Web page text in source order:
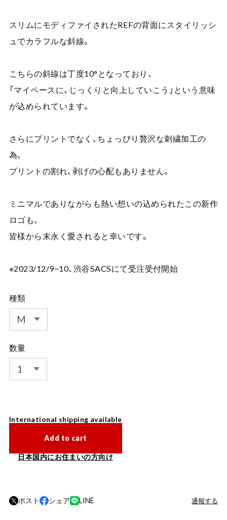
スリムにモディファイされたREFの背面にスタイリッシ
ュでカラフルな斜線。
こちらの斜線は丁度10°となっており、
「マイペースに、じっくりと向上していこう」という意味
が込められています。
さらにプリントでなく、ちょっぴり贅沢な刺繍加工の
為、
プリントの割れ、剥げの心配もありません。
ミニマルでありながらも熱い想いの込められたこの新作
ロゴも、
皆様から末永く愛されると幸いです。
※2023/12/9~10、渋谷SACSにて受注受付開始
種類
数量
International shipping available
Add to cart
日本国内にお住まいの方向け
ポスト シェア LINE 通報する